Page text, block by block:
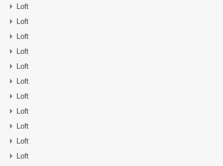
Loft
Loft
Loft
Loft
Loft
Loft
Loft
Loft
Loft
Loft
Loft